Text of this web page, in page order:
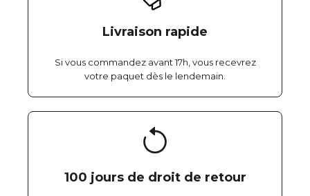
Livraison rapide
Si vous commandez avant 17h, vous recevrez
votre paquet dès le lendemain.
100 jours de droit de retour